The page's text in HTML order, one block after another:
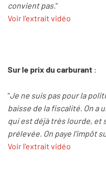
convient pas."
Voir l'extrait vidéo
Sur le prix du carburant :
"Je ne suis pas pour la
baisse de la fiscalité. On a
qui est déjà très lourde, et
prélevée. On paye l’impôt
Voir l'extrait vidéo